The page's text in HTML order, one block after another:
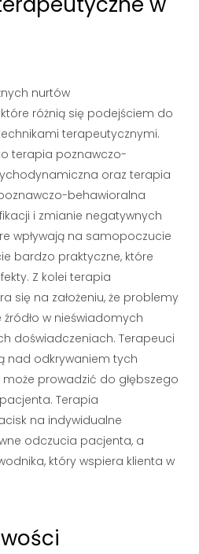
nurtów
różnią się podejściem do
terapeutycznymi.
terapia poznawczo-
oraz terapia
behawioralna
i zmianie negatywnych
wpływają na samopoczucie
bardzo praktyczne, które
Z kolei terapia
się na założeniu, że problemy
w nieświadomych
doświadczeniach. Terapeuci
nad odkrywaniem tych
prowadzić do głębszego
Terapia
na indywidualne
odczucia pacjenta, a
który wspiera klienta w